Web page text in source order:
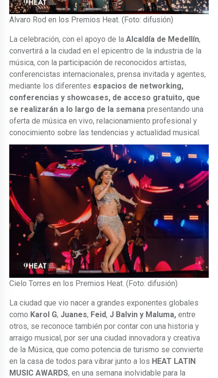
Alvaro Rod en los Premios Heat. (Foto: difusión)
La celebración, con el apoyo de laAlcaldía de Medellín,
convertirá a la ciudad en el epicentro de la industria de la
música, con la participación de reconocidos artistas,
conferencistas internacionales, prensa invitada y agentes,
mediante los diferentes espacios de networking,
conferencias y showcases, de acceso gratuito, que
se realizarán a lo largo de la semanapresentando una
oferta de música en vivo, relacionamiento profesional y
conocimiento sobre las tendencias y actualidad musical.
Cielo Torres en los Premios Heat. (Foto: difusión)
La ciudad que vio nacer a grandes exponentes globales
como Karol G, Juanes, Feid, J Balvin y Maluma,entre
otros, se reconoce también por contar con una historia y
arraigo musical, por ser una ciudad innovadora y creativa
de la Música, que como potencia de turismo se convierte
en la casa de todos para vibrar junto a los HEAT LATIN
MUSIC AWARDS, en una semana inolvidable para la